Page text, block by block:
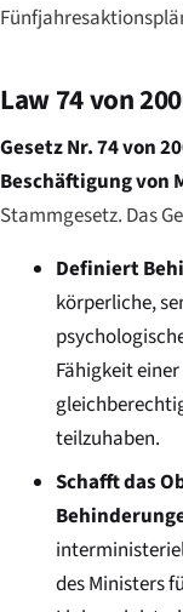
Law 74 von
Gesetz Nr. 74 von
Beschäftigung von
Stammgesetz. Das
Definiert
körperliche,
Fähigkeit
teilzuhaben.
Schafft das
des Ministers